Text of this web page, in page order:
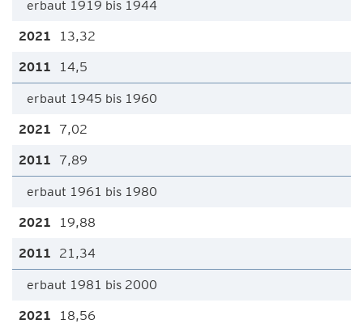
erbaut 1919 bis 1944
13,32
14,5
erbaut 1945 bis 1960
7,02
7,89
erbaut 1961 bis 1980
19,88
21,34
erbaut 1981 bis 2000
18,56